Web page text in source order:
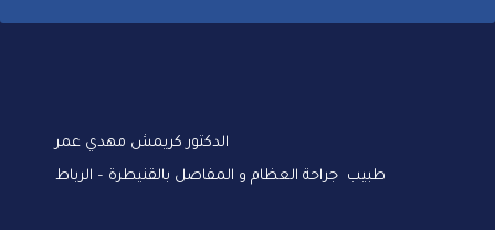
الدكتور كريمش مهدي عمر
طبيب جراحة العظام و المفاصل بالقنيطرة – الرباط